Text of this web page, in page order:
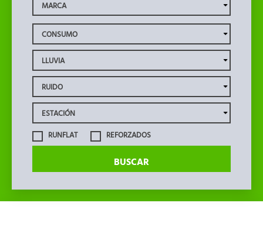
RUNFLAT REFORZADOS
BUSCAR